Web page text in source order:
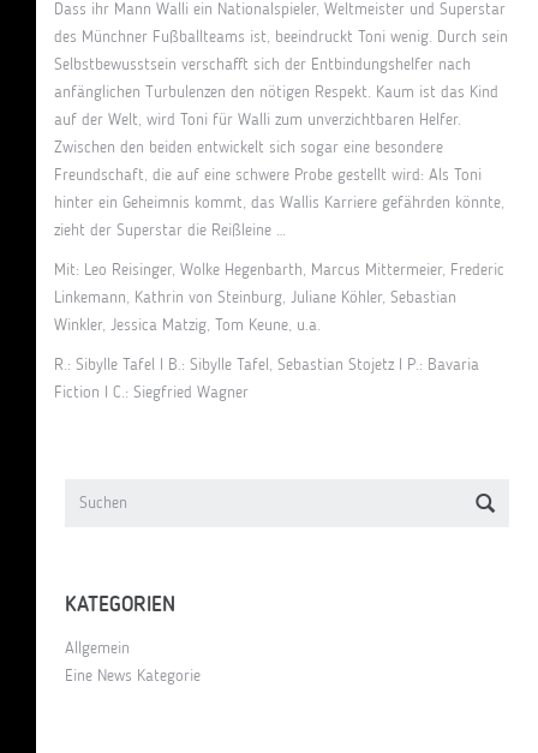
Dass ihr Mann Walli ein Nationalspieler, Weltmeister und Superstar
des Münchner Fußballteams ist, beeindruckt Toni wenig. Durch sein
Selbstbewusstsein verschafft sich der Entbindungshelfer nach
anfänglichen Turbulenzen den nötigen Respekt. Kaum ist das Kind
auf der Welt, wird Toni für Walli zum unverzichtbaren Helfer.
Zwischen den beiden entwickelt sich sogar eine besondere
Freundschaft, die auf eine schwere Probe gestellt wird: Als Toni
hinter ein Geheimnis kommt, das Wallis Karriere gefährden könnte,
zieht der Superstar die Reißleine …
Mit: Leo Reisinger, Wolke Hegenbarth, Marcus Mittermeier, Frederic
Linkemann, Kathrin von Steinburg, Juliane Köhler, Sebastian
Winkler, Jessica Matzig, Tom Keune, u.a.
R.: Sibylle Tafel I B.: Sibylle Tafel, Sebastian Stojetz I P.: Bavaria
Fiction I C.: Siegfried Wagner
KATEGORIEN
Allgemein
Eine News Kategorie